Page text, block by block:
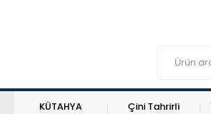
KÜTAHYA
Çini Tahrirli